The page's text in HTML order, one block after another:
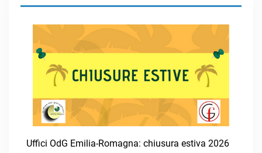
Uffici OdG Emilia-Romagna: chiusura estiva 2026